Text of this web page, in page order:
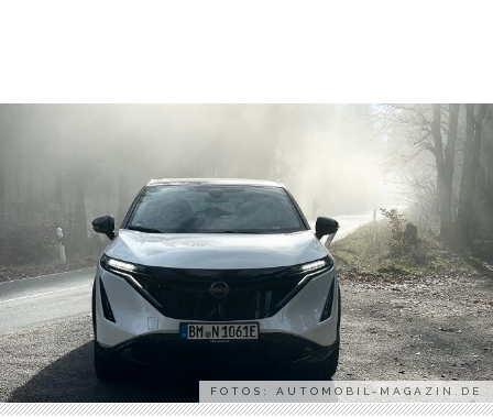
FOTOS: AUTOMOBIL-MAGAZIN.DE